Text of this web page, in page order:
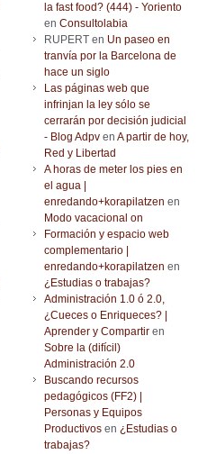
la fast food? (444) - Yoriento
en Consultolabia
RUPERT en Un paseo en
tranvía por la Barcelona de
hace un siglo
Las páginas web que
infrinjan la ley sólo se
cerrarán por decisión judicial
- Blog Adpv en A partir de hoy,
Red y Libertad
A horas de meter los pies en
el agua |
enredando+korapilatzen en
Modo vacacional on
Formación y espacio web
complementario |
enredando+korapilatzen en
¿Estudias o trabajas?
Administración 1.0 ó 2.0,
¿Cueces o Enriqueces? |
Aprender y Compartir en
Sobre la (difícil)
Administración 2.0
Buscando recursos
pedagógicos (FF2) |
Personas y Equipos
Productivos en ¿Estudias o
trabajas?